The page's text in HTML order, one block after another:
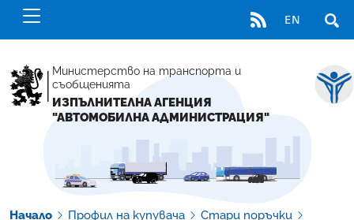
RSS EN
Министерство на транспорта и
съобщенията
ИЗПЪЛНИТЕЛНА АГЕНЦИЯ
"АВТОМОБИЛНА АДМИНИСТРАЦИЯ"
Начало Профил на купувача
Стари поръчки